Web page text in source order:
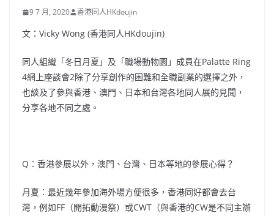
9 7 月, 2020 香港同人HKdoujin
文：Vicky Wong (香港同人HKdoujin)
同人組織「冬日月夏」及「職場動物園」成員在Palatte Ring
4網上座談會2除了分享創作的困難和全職副業的選擇之外，
也談及了參與香港、澳門、日本和台灣各地同人展的見聞，
分享各地不同之處。
Q：香港參展以外，澳門、台灣、日本等地的參展心得？
月夏：最近幾年參加海外場方便很多，香港同好都會去台
灣，例如FF（開拓動漫祭）或CWT（與香港的CW是不同主辦